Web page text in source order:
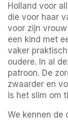
Holland voor
die voor haar
voor zijn
een kind met
vaker
oudere. In al
patroon. De
zwaarder en
is het slim om
We kennen de